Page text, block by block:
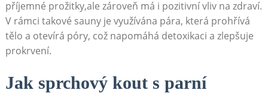
příjemné prožitky,ale zároveň má i pozitivní vliv na zdraví.
V rámci takové sauny je využívána pára, která prohřívá
tělo a otevírá póry, což napomáhá detoxikaci a zlepšuje
prokrvení.
Jak sprchový kout s parní